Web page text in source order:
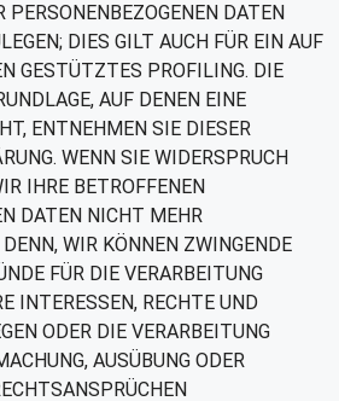
PERSONENBEZOGENEN DATEN
DIES GILT AUCH FÜR EIN AUF
GESTÜTZTES PROFILING. DIE
AUF DENEN EINE
ENTNEHMEN SIE DIESER
WENN SIE WIDERSPRUCH
IHRE BETROFFENEN
DATEN NICHT MEHR
WIR KÖNNEN ZWINGENDE
FÜR DIE VERARBEITUNG
INTERESSEN, RECHTE UND
ODER DIE VERARBEITUNG
AUSÜBUNG ODER